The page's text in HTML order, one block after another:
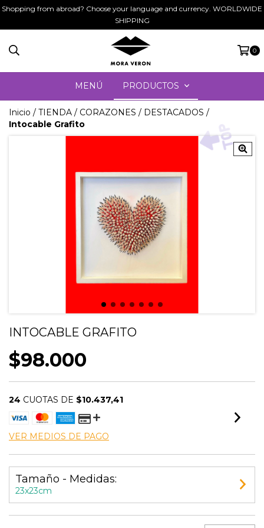
Shopping from abroad? Choose your language and currency. WORLDWIDE
SHIPPING
0
MENÚ PRODUCTOS
Inicio / TIENDA / CORAZONES / DESTACADOS /
Intocable Grafito
INTOCABLE GRAFITO
$98.000
24 CUOTAS DE $10.437,41
VER MEDIOS DE PAGO
Tamaño - Medidas:
23x23cm